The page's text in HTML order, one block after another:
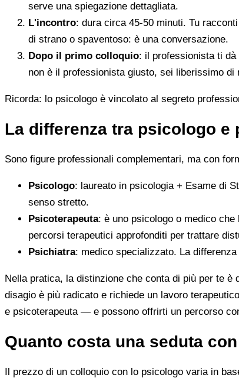
serve una spiegazione dettagliata.
L'incontro: dura circa 45-50 minuti. Tu
di strano o spaventoso: è una conversazione.
Dopo il primo colloquio: il professionista ti
non è il professionista giusto, sei liberissimo di
Ricorda: lo psicologo è vincolato al segreto
La differenza tra psicologo
Sono figure professionali complementari, ma con
Psicologo: laureato in psicologia + Esame di
senso stretto.
Psicoterapeuta: è uno psicologo o medico
percorsi terapeutici approfonditi per trattare
Psichiatra: medico specializzato. La
Nella pratica, la distinzione che conta di più per te
disagio è più radicato e richiede un lavoro
e psicoterapeuta — e possono offrirti un percorso
Quanto costa una seduta
Il prezzo di un colloquio con lo psicologo varia in